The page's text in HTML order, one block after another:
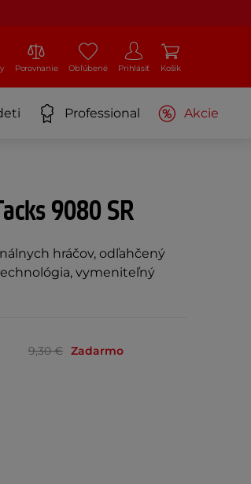
Porovnanie Obľúbené Prihlásiť Košík
Professional Akcie
9080 SR
hráčov, odľahčený
vymeniteľný
9,30 € Zadarmo